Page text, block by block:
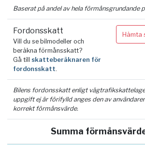
Baserat på andel av hela förmånsgrundande
Fordonsskatt
Vill du se bilmodeller och
beräkna förmånsskatt?
Gå till skatteberäknaren för
fordonsskatt.
Hämta
Bilens fordonsskatt enligt
uppgift ej är förifylld anges den av
korrekt förmånsvärde.
Summa